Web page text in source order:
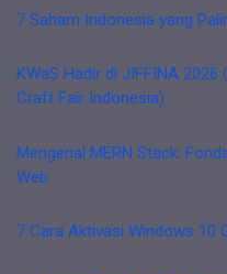
7 Saham Indonesia yang
KWaS Hadir di JIFFINA
Craft Fair Indonesia)
Mengenal MERN Stack:
Web
7 Cara Aktivasi Windows 10